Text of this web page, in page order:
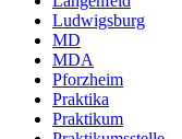
Ludwigsburg
MD
MDA
Pforzheim
Praktika
Praktikum